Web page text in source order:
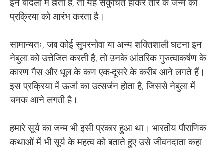
इन बादलों में होता है, तो यह संकुचित होकर तारे के जन्म की
प्रक्रिया को आरंभ करता है।
सामान्यतः, जब कोई सुपरनोवा या अन्य शक्तिशाली घटना इन
नेबुला को उत्तेजित करती है, तो उनके आंतरिक गुरुत्वाकर्षण के
कारण गैस और धूल के कण एक-दूसरे के करीब आने लगते हैं।
इस प्रक्रिया में ऊर्जा का उत्सर्जन होता है, जिससे नेबुला में
चमक आने लगती है।
हमारे सूर्य का जन्म भी इसी प्रकार हुआ था। भारतीय पौराणिक
कथाओं में भी सूर्य के महत्व को बताते हुए उसे जीवनदाता कहा